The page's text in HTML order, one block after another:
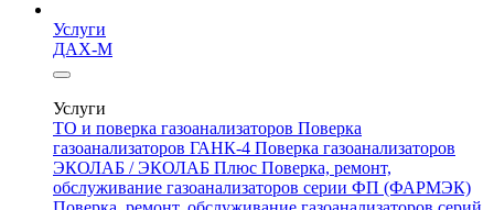
Услуги
ДАХ-М
Услуги
ТО и поверка газоанализаторов Поверка
газоанализаторов ГАНК-4 Поверка газоанализаторов
ЭКОЛАБ / ЭКОЛАБ Плюс Поверка, ремонт,
обслуживание газоанализаторов серии ФП (ФАРМЭК)